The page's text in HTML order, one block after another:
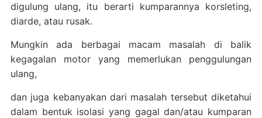
digulung ulang, itu berarti kumparannya korsleting,
diarde, atau rusak.
Mungkin ada berbagai macam masalah di balik
kegagalan motor yang memerlukan penggulungan
ulang,
dan juga kebanyakan dari masalah tersebut diketahui
dalam bentuk isolasi yang gagal dan/atau kumparan